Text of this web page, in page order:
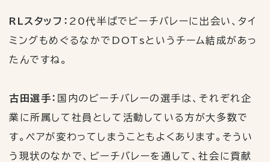
RLスタッフ： 20代半ばでビーチバレーに出会い、タイ
ミングもめぐるなかで DOTs というチーム結成があっ
たんですね。
古田選手： 国内のビーチバレーの選手は、それぞれ企
業に所属して社員として活動している方が大多数で
す。ペアが変わってしまうこともよくあります。そうい
う現状のなかで、ビーチバレーを通して、社会に貢献